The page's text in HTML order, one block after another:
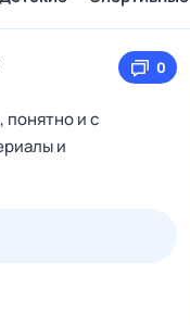
0
понятно и с
и